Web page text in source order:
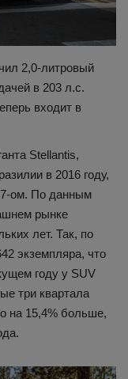
2,0-литровый
в 203 л.с.
входит в
Stellantis,
в 2016 году,
ом. По данным
рынке
лет. Так, по
экземпляра, что
году у SUV
три квартала
на 15,4% больше,